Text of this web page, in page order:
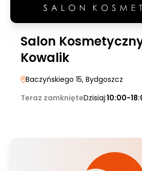
Salon
Kowalik
Baczyńskiego 15, Bydgoszcz
Teraz zamknięteDzisiaj:10:00-